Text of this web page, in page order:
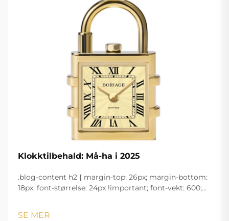
Klokktilbehald: Må-ha i 2025
.blog-content h2 { margin-top: 26px; margin-bottom:
18px; font-størrelse: 24px !important; font-vekt: 600;
SE MER